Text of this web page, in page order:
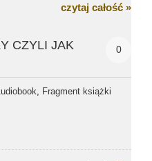
czytaj całość »
CZYLI JAK
0
Fragment książki